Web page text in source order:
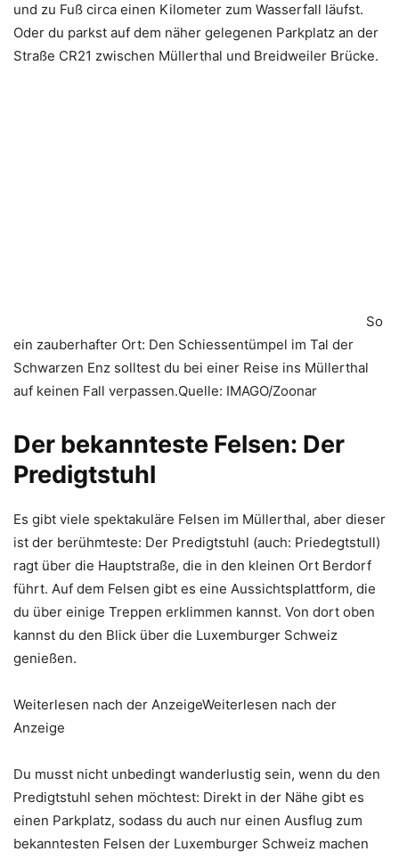
und zu Fuß circa einen Kilometer zum Wasserfall läufst.
Oder du parkst auf dem näher gelegenen Parkplatz an der
Straße CR21 zwischen Müllerthal und Breidweiler Brücke.
So
ein zauberhafter Ort: Den Schiessentümpel im Tal der
Schwarzen Enz solltest du bei einer Reise ins Müllerthal
auf keinen Fall verpassen.Quelle: IMAGO/Zoonar
Der bekannteste Felsen: Der
Predigtstuhl
Es gibt viele spektakuläre Felsen im Müllerthal, aber dieser
ist der berühmteste: Der Predigtstuhl (auch: Priedegtstull)
ragt über die Hauptstraße, die in den kleinen Ort Berdorf
führt. Auf dem Felsen gibt es eine Aussichtsplattform, die
du über einige Treppen erklimmen kannst. Von dort oben
kannst du den Blick über die Luxemburger Schweiz
genießen.
Weiterlesen nach der AnzeigeWeiterlesen nach der
Anzeige
Du musst nicht unbedingt wanderlustig sein, wenn du den
Predigtstuhl sehen möchtest: Direkt in der Nähe gibt es
einen Parkplatz, sodass du auch nur einen Ausflug zum
bekanntesten Felsen der Luxemburger Schweiz machen